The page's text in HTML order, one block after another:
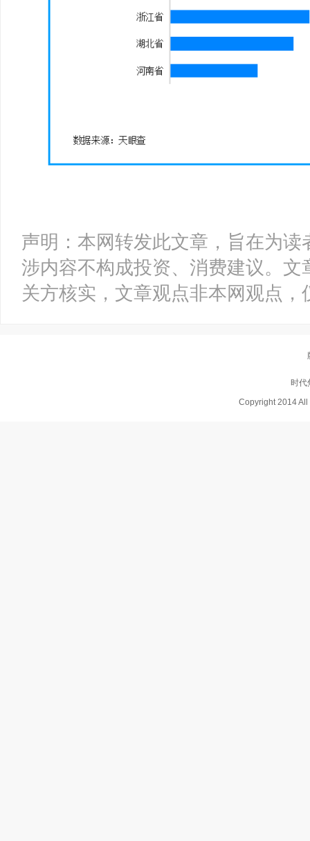
声明：本网转发此文章，旨在为
涉内容不构成投资、消费建议。
关方核实，文章观点非本网观点，
时
Copyright 2014